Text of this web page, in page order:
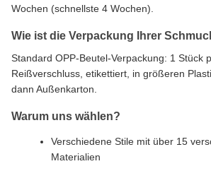
Wochen (schnellste 4 Wochen).
Wie ist die Verpackung Ihrer
Standard OPP-Beutel-Verpackung: 1 Stück
Reißverschluss, etikettiert, in größeren
dann Außenkarton.
Warum uns wählen?
Verschiedene Stile mit über 15
Materialien